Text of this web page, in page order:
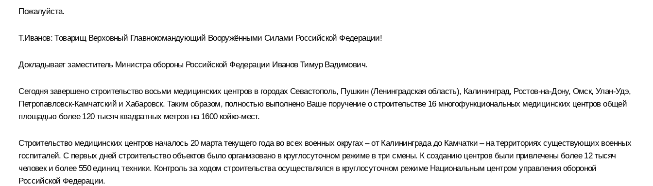
Пожалуйста.
Т.Иванов: Товарищ Верховный Главнокомандующий Вооружёнными Силами Российской Федерации!
Докладывает заместитель Министра обороны Российской Федерации Иванов Тимур Вадимович.
Сегодня завершено строительство восьми медицинских центров в городах Севастополь, Пушкин (Ленинградская область), Калининград, Ростов-на-Дону, Омск, Улан-Удэ,
Петропавловск-Камчатский и Хабаровск. Таким образом, полностью выполнено Ваше поручение о строительстве 16 многофункциональных медицинских центров общей
площадью более 120 тысяч квадратных метров на 1600 койко‑мест.
Строительство медицинских центров началось 20 марта текущего года во всех военных округах – от Калининграда до Камчатки – на территориях существующих военных
госпиталей. С первых дней строительство объектов было организовано в круглосуточном режиме в три смены. К созданию центров были привлечены более 12 тысяч
человек и более 550 единиц техники. Контроль за ходом строительства осуществлялся в круглосуточном режиме Национальным центром управления обороной
Российской Федерации.